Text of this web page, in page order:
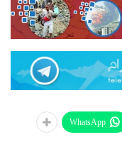
WhatsApp